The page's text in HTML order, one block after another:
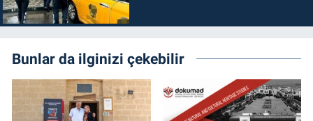
Bunlar da ilginizi çekebilir